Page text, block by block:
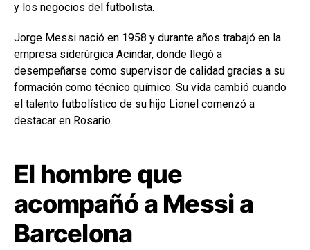
y los negocios del futbolista.
Jorge Messi nació en 1958 y durante años trabajó en la
empresa siderúrgica Acindar, donde llegó a
desempeñarse como supervisor de calidad gracias a su
formación como técnico químico. Su vida cambió cuando
el talento futbolístico de su hijo Lionel comenzó a
destacar en Rosario.
El hombre que
acompañó a Messi a
Barcelona